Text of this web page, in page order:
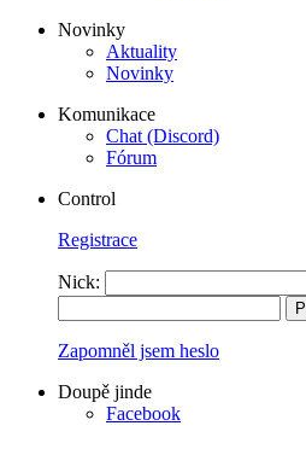
Novinky
Aktuality
Novinky
Komunikace
Chat (Discord)
Fórum
Control
Registrace
Nick:
Zapomněl jsem heslo
Doupě jinde
Facebook